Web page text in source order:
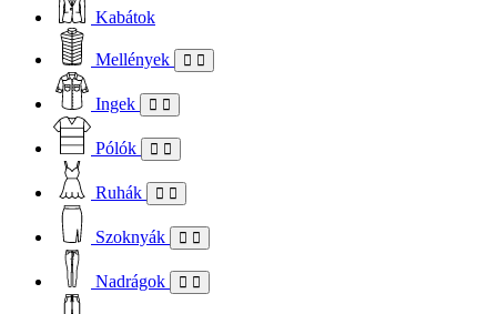
Kabátok
Mellények
Ingek
Pólók
Ruhák
Szoknyák
Nadrágok